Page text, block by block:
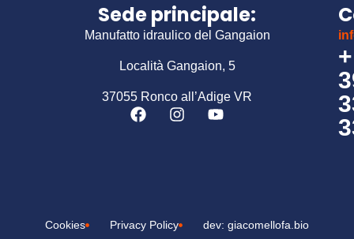
Sede principale:
Manufatto idraulico del Gangaion
Località Gangaion, 5
37055 Ronco all’Adige VR
+
Cookies Privacy Policy dev: giacomellofa.bio